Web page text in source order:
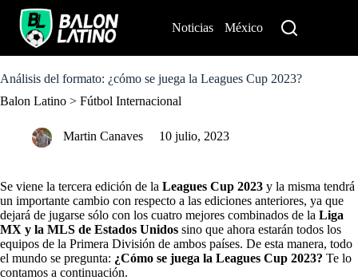
o
o
Noticias México
Análisis del formato: ¿cómo se juega la Leagues Cup 2023?
Balon Latino > Fútbol Internacional
Martin Canaves 10 julio, 2023
Se viene la tercera edición de la Leagues Cup 2023 y la misma tendrá
un importante cambio con respecto a las ediciones anteriores, ya que
dejará de jugarse sólo con los cuatro mejores combinados de la Liga
MX y la MLS de Estados Unidos sino que ahora estarán todos los
equipos de la Primera División de ambos países. De esta manera, todo
el mundo se pregunta: ¿Cómo se juega la Leagues Cup 2023? Te lo
contamos a continuación.